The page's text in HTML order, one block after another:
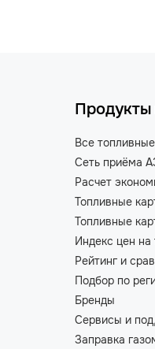
Продукты
Все
Сеть приёма
Расчет
Топливные
Топливные
Индекс цен на
Рейтинг и
Подбор по
Бренды
Сервисы и
Заправка